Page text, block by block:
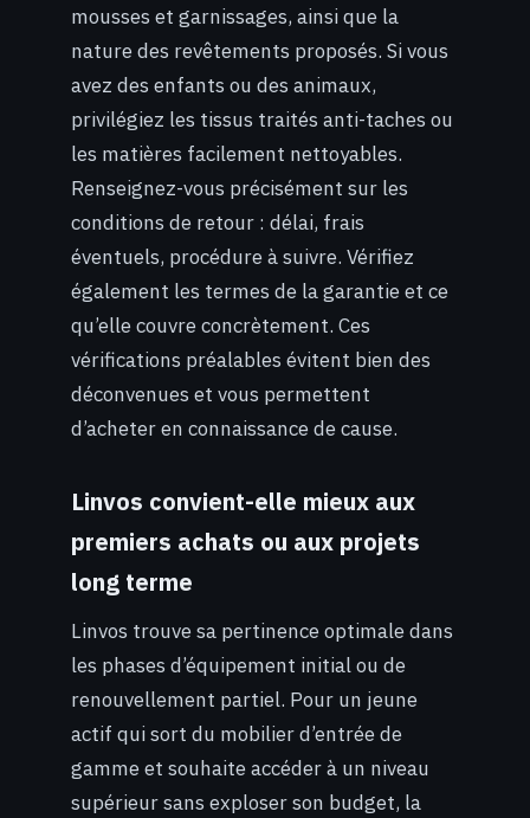
mousses et garnissages, ainsi que la
nature des revêtements proposés. Si vous
avez des enfants ou des animaux,
privilégiez les tissus traités anti-taches ou
les matières facilement nettoyables.
Renseignez-vous précisément sur les
conditions de retour : délai, frais
éventuels, procédure à suivre. Vérifiez
également les termes de la garantie et ce
qu’elle couvre concrètement. Ces
vérifications préalables évitent bien des
déconvenues et vous permettent
d’acheter en connaissance de cause.
Linvos convient-elle mieux aux
premiers achats ou aux projets
long terme
Linvos trouve sa pertinence optimale dans
les phases d’équipement initial ou de
renouvellement partiel. Pour un jeune
actif qui sort du mobilier d’entrée de
gamme et souhaite accéder à un niveau
supérieur sans exploser son budget, la